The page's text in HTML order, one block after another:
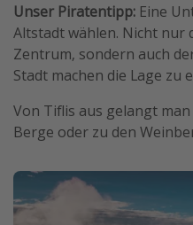
Unser Piratentipp: Eine
Altstadt wählen. Nicht nur
Zentrum, sondern auch
Stadt machen die Lage zu
Von Tiflis aus gelangt
Berge oder zu den